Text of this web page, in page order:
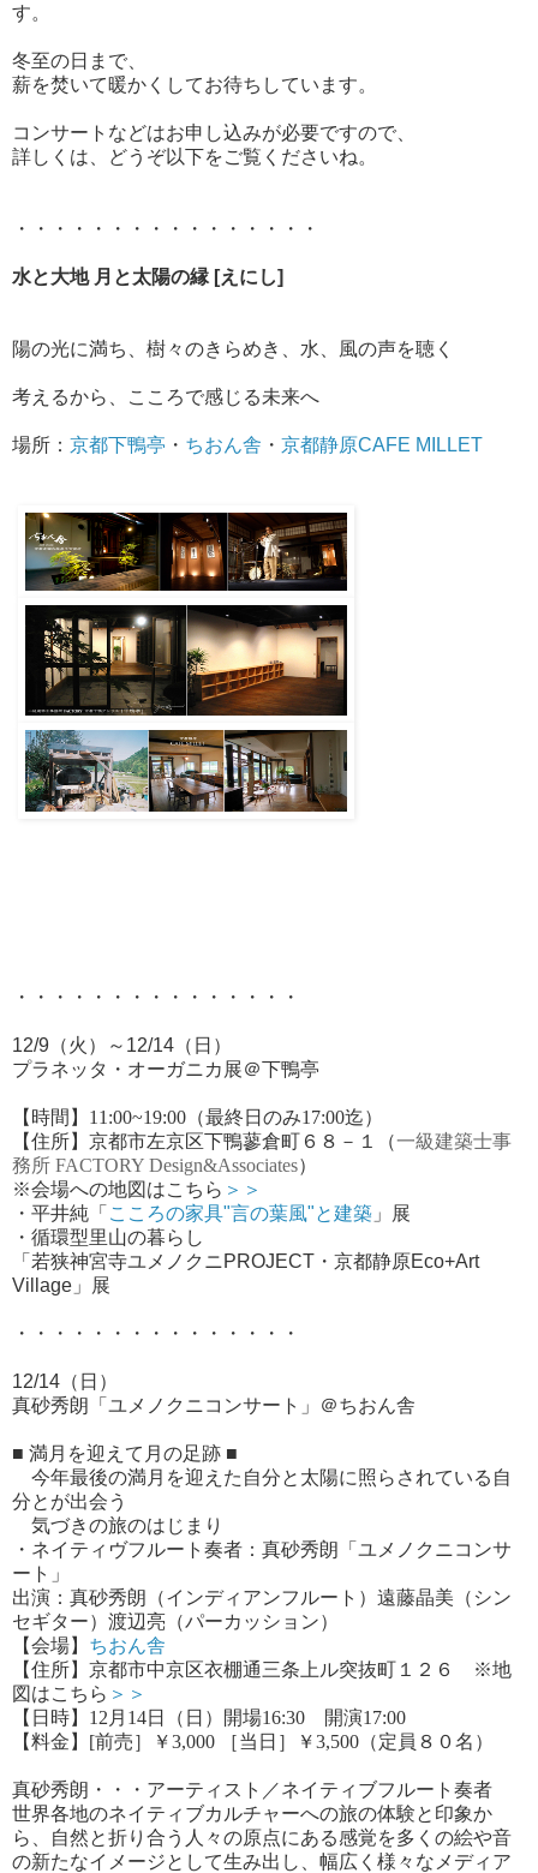
す。
冬至の日まで、
薪を焚いて暖かくしてお待ちしています。
コンサートなどはお申し込みが必要ですので、
詳しくは、どうぞ以下をご覧くださいね。
・・・・・・・・・・・・・・・・
水と大地 月と太陽の縁 [えにし]
陽の光に満ち、樹々のきらめき、水、風の声を聴く
考えるから、こころで感じる未来へ
場所： 京都下鴨亭 ・ ちおん舎 ・ 京都静原CAFE MILLET
・・・・・・・・・・・・・・・
12/9（火）～12/14（日）
プラネッタ・オーガニカ展＠下鴨亭
【時間】11:00~19:00（最終日のみ17:00迄）
【住所】京都市左京区下鴨蓼倉町６８－１（一級建築士事
務所 FACTORY Design&Associates）
※会場への地図はこちら ＞＞
・平井純「 こころの家具"言の葉風"と建築 」展
・循環型里山の暮らし
「若狭神宮寺ユメノクニPROJECT・京都静原Eco+Art
Village」展
・・・・・・・・・・・・・・・
12/14（日）
真砂秀朗「ユメノクニコンサート」＠ちおん舎
■ 満月を迎えて月の足跡 ■
今年最後の満月を迎えた自分と太陽に照らされている自
分とが出会う
気づきの旅のはじまり
・ネイティヴフルート奏者：真砂秀朗「ユメノクニコンサ
ート」
出演：真砂秀朗（インディアンフルート）遠藤晶美（シン
セギター）渡辺亮（パーカッション）
【会場】 ちおん舎
【住所】京都市中京区衣棚通三条上ル突抜町１２６ ※地
図はこちら ＞＞
【日時】 12月14日（日）開場16:30 開演17:00
【料金】[前売］￥3,000 ［当日］￥3,500（定員８０名）
真砂秀朗・・・アーティスト／ネイティブフルート奏者
世界各地のネイティブカルチャーへの旅の体験と印象か
ら、自然と折り合う人々の原点にある感覚を多くの絵や音
の新たなイメージとして生み出し、幅広く様々なメディア